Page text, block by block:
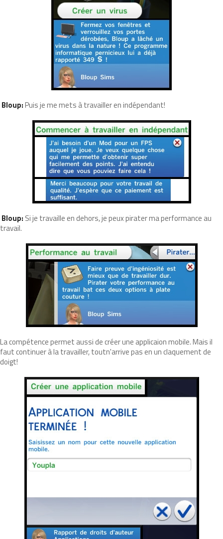
Bloup:Puis je me mets à travailler en indépendant!
Bloup: Si je travaille en dehors, je peux pirater ma performance au
travail.
La compétence permet aussi de créer une applicaion mobile. Mais il
faut continuer à la travailler, toutn'arrive pas en un claquement de
doigt!